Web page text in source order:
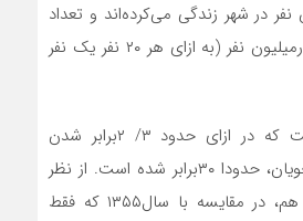
۶۰‌میلیون نفر در شهر زندگی می‌کرده‌‌‌‌‌‌اند و تعداد
دانشجویان حدود چهار‌میلیون نفر (به ازای هر ۲۰ نفر یک نفر
این به معنی آن است که در ازای حدود ۳/ ۲‌برابر شدن
جمعیت، تعداد دانشجویان، حدودا ۳۰‌برابر شده است. از نظر
ترکیب سنی جمعیت هم، در مقایسه با سال‌۱۳۵۵ که فقط